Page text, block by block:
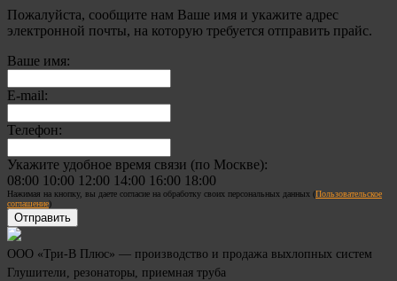
Пожалуйста, сообщите нам Ваше имя и укажите адрес
электронной почты, на которую требуется отправить прайс.
Ваше имя:
E-mail:
Телефон:
Укажите удобное время связи (по Москве):
08:00 10:00 12:00 14:00 16:00 18:00
Нажимая на кнопку, вы даете согласие на обработку своих персональных данных (Пользовательское
соглашение)
ООО «Три-В Плюс» — производство и продажа выхлопных систем
Глушители, резонаторы, приемная труба